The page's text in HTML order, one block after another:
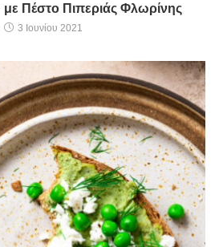
Πέστο Πιπεριάς Φλωρίνης
3 Ιουνίου 2021